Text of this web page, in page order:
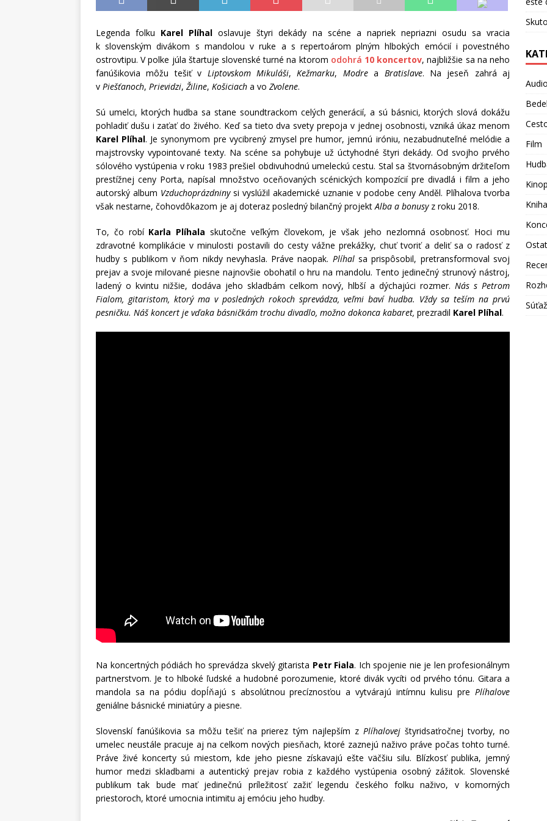
Legenda folku Karel Plíhal oslavuje štyri dekády na scéne a napriek nepriazni osudu sa vracia
k slovenským divákom s mandolou v ruke a s repertoárom plným hlbokých emócií i povestného
ostrovtipu. V polke júla štartuje slovenské turné na ktorom odohrá 10 koncertov, najbližšie sa na neho
fanúšikovia môžu tešiť v Liptovskom Mikuláši,Kežmarku, Modrea Bratislave. Na jeseň zahrá aj
v Piešťanoch, Prievidzi, Žiline, Košiciach a vo Zvolene.
Sú umelci, ktorých hudba sa stane soundtrackom celých generácií, a sú básnici, ktorých slová dokážu
pohladiť dušu i zaťať do živého. Keď sa tieto dva svety prepoja v jednej osobnosti, vzniká úkaz menom
Karel Plíhal. Je synonymom pre vycibrený zmysel pre humor, jemnú iróniu, nezabudnuteľné melódie a
majstrovsky vypointované texty. Na scéne sa pohybuje už úctyhodné štyri dekády. Od svojho prvého
sólového vystúpenia v roku 1983 prešiel obdivuhodnú umeleckú cestu. Stal sa štvornásobným držiteľom
prestížnej ceny Porta, napísal množstvo oceňovaných scénických kompozícií pre divadlá i film a jeho
autorský album Vzduchoprázdninysi vyslúžil akademické uznanie v podobe ceny Anděl. Plíhalova tvorba
však nestarne, čohovdôkazom je aj doteraz posledný bilančný projektAlba a bonusyz roku 2018.
To, čo robí Karla Plíhala skutočne veľkým človekom, je však jeho nezlomná osobnosť. Hoci mu
zdravotné komplikácie v minulosti postavili do cesty vážne prekážky, chuť tvoriť a deliť sa o radosť z
hudby s publikom v ňom nikdy nevyhasla. Práve naopak. Plíhalsa prispôsobil, pretransformoval svoj
prejav a svoje milované piesne najnovšie obohatil o hru na mandolu. Tento jedinečný strunový nástroj,
ladený o kvintu nižšie, dodáva jeho skladbám celkom nový, hlbší a dýchajúci rozmer.Nás s Petrom
Fialom, gitaristom, ktorý ma v posledných rokoch sprevádza, veľmi baví hudba. Vždy sa teším na prvú
pesničku. Náš koncert je vďaka básničkám trochu divadlo, možno dokonca kabaret, prezradil Karel Plíhal.
Na koncertných pódiách ho sprevádza skvelý gitarista Petr Fiala. Ich spojenie nie je len profesionálnym
partnerstvom. Je to hlboké ľudské a hudobné porozumenie, ktoré divák vycíti od prvého tónu. Gitara a
mandola sa na pódiu dopĺňajú s absolútnou precíznosťou a vytvárajú intímnu kulisu prePlíhalove
geniálne básnické miniatúry a piesne.
Slovenskí fanúšikovia sa môžu tešiť na prierez tým najlepším z Plíhalovejštyridsaťročnej tvorby, no
umelec neustále pracuje aj na celkom nových piesňach, ktoré zaznejú naživo práve počas tohto turné.
Práve živé koncerty sú miestom, kde jeho piesne získavajú ešte väčšiu silu. Blízkosť publika, jemný
humor medzi skladbami a autentický prejav robia z každého vystúpenia osobný zážitok. Slovenské
publikum tak bude mať jedinečnú príležitosť zažiť legendu českého folku naživo, v komorných
priestoroch, ktoré umocnia intimitu aj emóciu jeho hudby.
Film
Kniha
Súťaž